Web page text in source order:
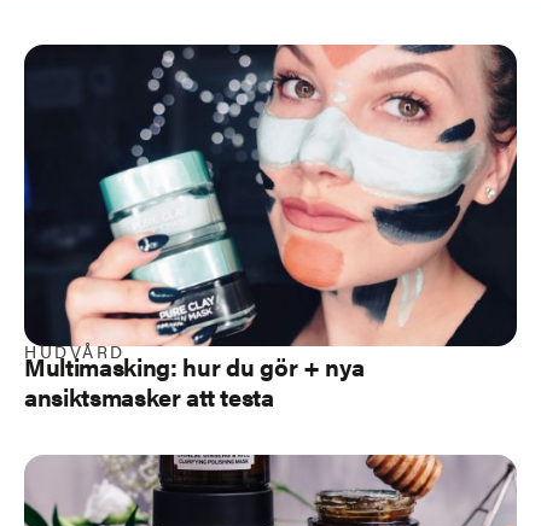
HUDVÅRD
Multimasking: hur du gör + nya
ansiktsmasker att testa